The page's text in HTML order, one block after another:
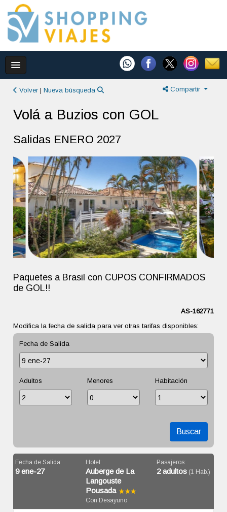
Volver |Nueva búsqueda Compartir
Volá a Buzios con GOL
Salidas ENERO 2027
Paquetes a Brasil con CUPOS CONFIRMADOS
de GOL!!
AS-162771
Modifica la fecha de salida para ver otras tarifas disponibles:
Fecha de Salida
Adultos Menores Habitación
Buscar
Fecha de Salida:
9 ene-27
Hotel:
Auberge de La
Langouste
Pousada
Con Desayuno
Pasajeros:
2 adultos(1 Hab.)